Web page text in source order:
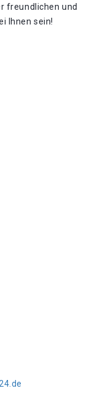
freundlichen und
Ihnen sein!